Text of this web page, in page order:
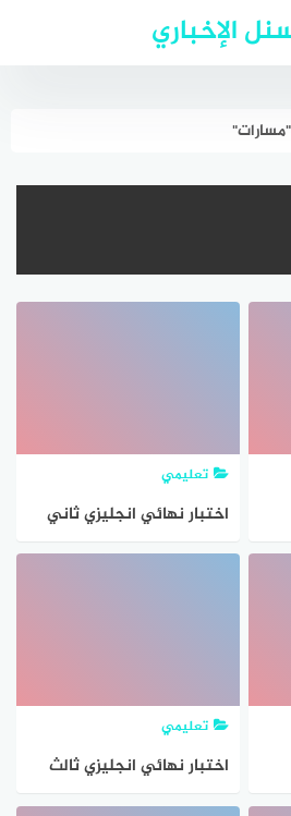
الإخباري
تعليمي
اختبار نهائي انجليزي ثاني
ثانوي مسارات الفصل الثاني
تعليمي
اختبار نهائي انجليزي ثالث
ثانوي مسارات الفصل الثاني